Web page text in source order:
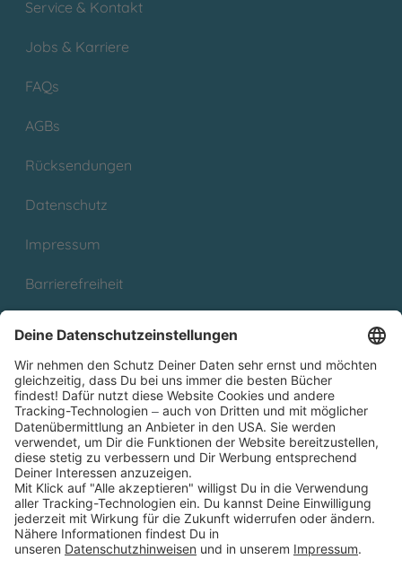
Service & Kontakt
Jobs & Karriere
FAQs
AGBs
Rücksendungen
Datenschutz
Impressum
Barrierefreiheit
Partnerprogramm (Affiliate)
Folge uns auf
* Versandkostenfrei ab 9,00 € Bestellwert innerhalb
Deutschlands
** Lieferzeit 1-3 Werktage innerhalb Deutschlands